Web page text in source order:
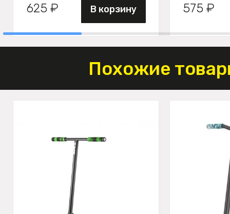
625 ₽ В корзину 575 ₽
Похожие